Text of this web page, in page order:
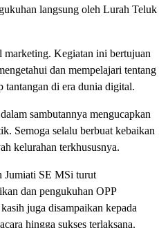
langsung oleh Lurah Teluk
marketing. Kegiatan ini bertujuan
dan mempelajari tentang
tantangan di era dunia digital.
sambutannya mengucapkan
Semoga selalu berbuat kebaikan
kelurahan terkhususnya.
Jumiati SE MSi turut
dan pengukuhan OPP
juga disampaikan kepada
hingga sukses terlaksana.